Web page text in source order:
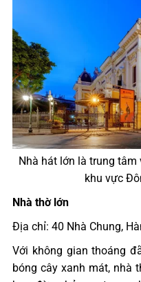
Nhà hát lớn là trung
khu vực
Nhà thờ lớn
Địa chỉ: 40 Nhà Chung,
Với không gian thoáng
bóng cây xanh mát, nhà